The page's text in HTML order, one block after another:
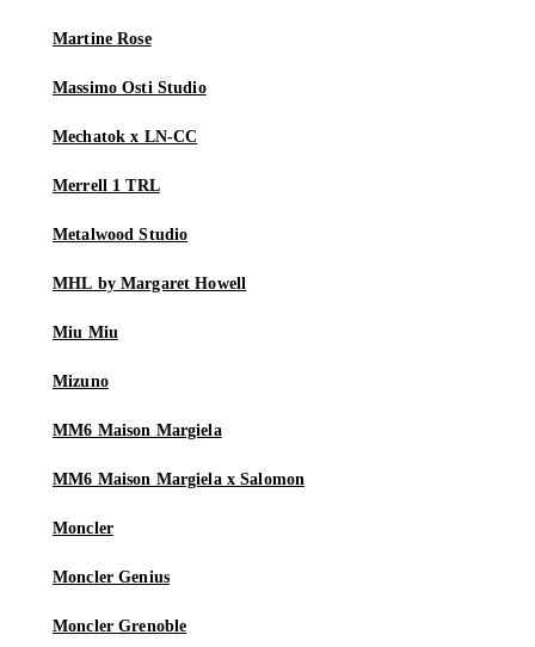
Martine Rose
Massimo Osti Studio
Mechatok x LN-CC
Merrell 1 TRL
Metalwood Studio
MHL by Margaret Howell
Miu Miu
Mizuno
MM6 Maison Margiela
MM6 Maison Margiela x Salomon
Moncler
Moncler Genius
Moncler Grenoble